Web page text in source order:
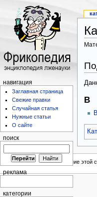
В
навигация
Заглавная страница
Свежие правки
Случайная статья
Нужные статьи
О сайте
поиск
реклама
категории
Последнее изменение этой